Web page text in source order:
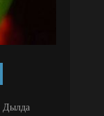
Дылда